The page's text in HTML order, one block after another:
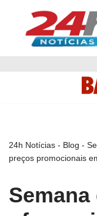
Pular
24h Notícias - Blog -
preços promocionais